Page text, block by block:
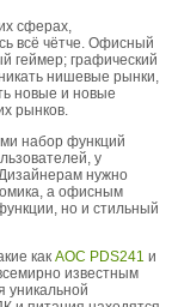
сферах,
всё чётче. Офисный
геймер; графический
нишевые рынки,
новые и новые
рынков.
набор функций
у
нужно
а офисным
но и стильный
как AOC PDS241 и
известным
уникальной